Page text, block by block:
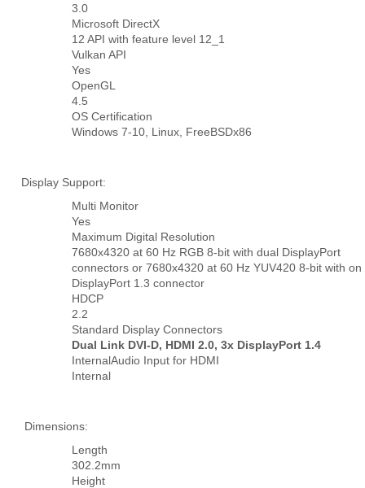
3.0
Microsoft DirectX
12 API with feature level 12_1
Vulkan API
Yes
OpenGL
4.5
OS Certification
Windows 7-10, Linux, FreeBSDx86
Display Support:
Multi Monitor
Yes
Maximum Digital Resolution
7680x4320 at 60 Hz RGB 8-bit with dual DisplayPort
connectors or 7680x4320 at 60 Hz YUV420 8-bit with on
DisplayPort 1.3 connector
HDCP
2.2
Standard Display Connectors
Dual Link DVI-D, HDMI 2.0, 3x DisplayPort 1.4
InternalAudio Input for HDMI
Internal
Dimensions:
Length
302.2mm
Height